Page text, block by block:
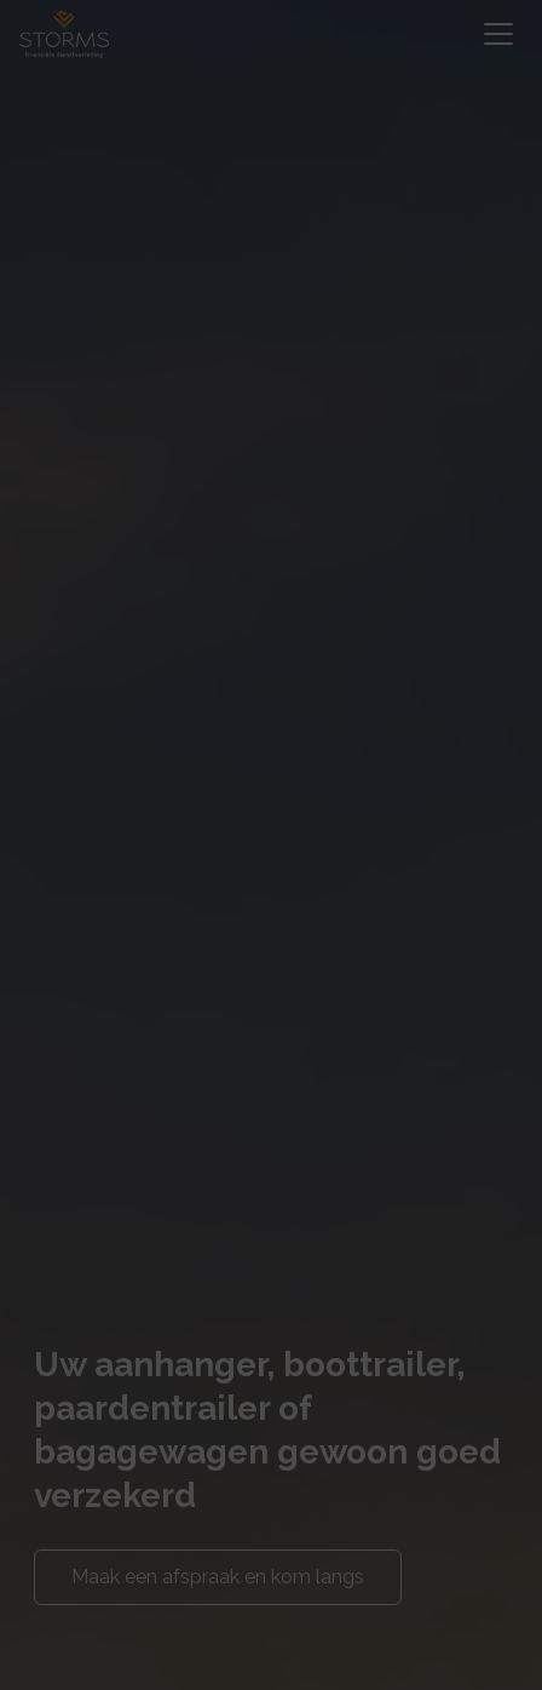
Uw aanhanger, boottrailer,
paardentrailer of
bagagewagen gewoon goed
verzekerd
Maak een afspraak en kom langs